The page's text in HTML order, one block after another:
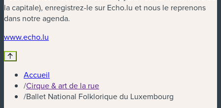
la capitale), enregistrez-le sur Echo.lu et nous le reprenons
dans notre agenda.
www.echo.lu
Accueil
/Cirque & art de la rue
/Ballet National Folklorique du Luxembourg